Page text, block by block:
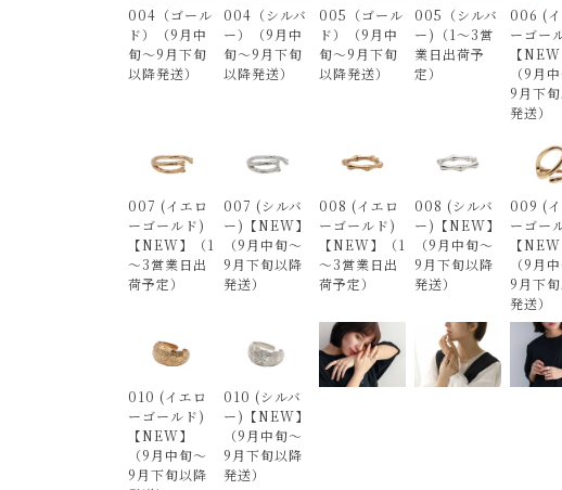
004（ゴール
ド）（9月中
旬～9月下旬
以降発送）
004（シルバ
ー）（9月中
旬～9月下旬
以降発送）
005（ゴール
ド）（9月中
旬～9月下旬
以降発送）
005（シルバ
ー)（1～3営
業日出荷予
定）
006 (イ
ーゴー
【NEW
（9月
9月下
発送）
007 (イエロ
ーゴールド)
【NEW】（1
～3営業日出
荷予定）
007 (シルバ
ー)【NEW】
（9月中旬～
9月下旬以降
発送）
008 (イエロ
ーゴールド)
【NEW】（1
～3営業日出
荷予定）
008 (シルバ
ー)【NEW】
（9月中旬～
9月下旬以降
発送）
009 (イ
ーゴー
【NEW
（9月
9月下
発送）
010 (イエロ
ーゴールド)
【NEW】
（9月中旬～
9月下旬以降
010 (シルバ
ー)【NEW】
（9月中旬～
9月下旬以降
発送）